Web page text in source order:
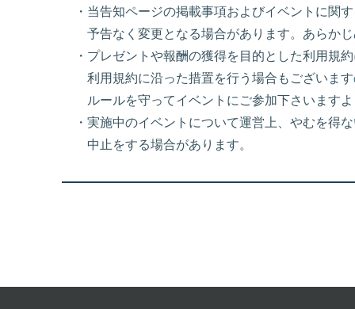
・当告知ページの掲載事項およびイベントに関
予告なく変更となる場合があります。あらか
・プレゼントや報酬の獲得を目的とした利用規
利用規約に沿った措置を行う場合もございま
ルールを守ってイベントにご参加下さいます
・実施中のイベントについて運営上、やむを得
中止をする場合があります。